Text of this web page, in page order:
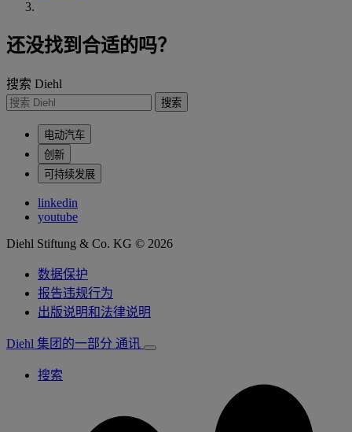
还没找到合适的吗？
搜索 Diehl
搜索
电动汽车
创新
可持续发展
linkedin
youtube
Diehl Stiftung & Co. KG © 2026
数据保护
报告违规行为
出版说明和法律说明
Diehl 集团的一部分 通讯
搜索